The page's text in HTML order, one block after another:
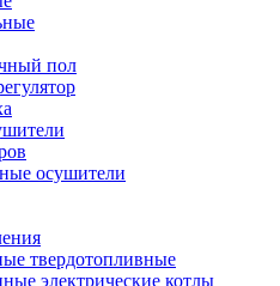
пол
осушители
твердотопливные
электрические котлы